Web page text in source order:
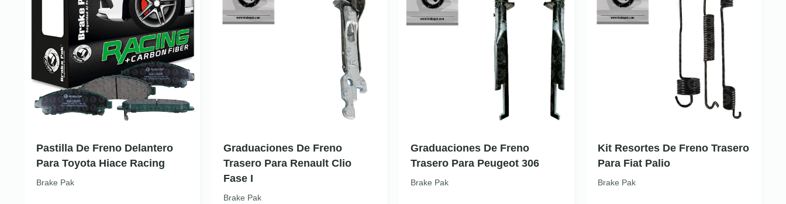
Pastilla De Freno Delantero
Para Toyota Hiace Racing
Brake Pak
Graduaciones De Freno
Trasero Para Renault Clio
Fase I
Brake Pak
Graduaciones De Freno
Trasero Para Peugeot 306
Brake Pak
Kit Resortes De Freno Trasero
Para Fiat Palio
Brake Pak